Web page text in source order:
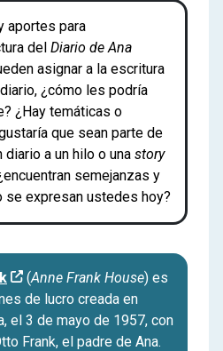
aportes para
del Diario de Ana
asignar a la escritura
¿cómo les podría
¿Hay temáticas o
que sean parte de
a un hilo o una story
semejanzas y
se expresan ustedes hoy?
(Anne Frank House) es
de lucro creada en
el 3 de mayo de 1957, con
Frank, el padre de Ana.